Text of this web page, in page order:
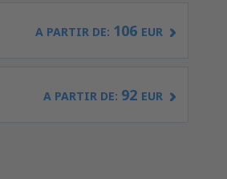
A PARTIR DE: 106 EUR
A PARTIR DE: 92 EUR